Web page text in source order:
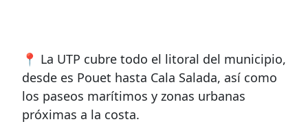
📍 La UTP cubre todo el litoral del municipio,
desde es Pouet hasta Cala Salada, así como
los paseos marítimos y zonas urbanas
próximas a la costa.